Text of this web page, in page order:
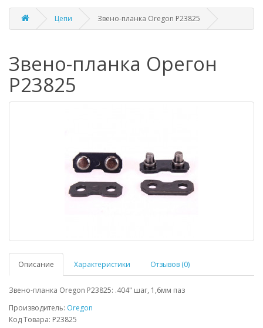
Цепи Звено-планка Oregon P23825
Звено-планка Орегон
P23825
Описание Характеристики Отзывов (0)
Звено-планка Oregon P23825: .404" шаг, 1,6мм паз
Производитель: Oregon
Код Товара: P23825